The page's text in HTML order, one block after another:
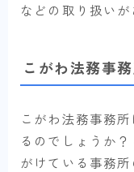
などの取り扱いが
こがわ法務事
こがわ法務事務
るのでしょうか
がけている事務